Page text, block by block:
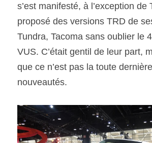
s’est manifesté, à l’exception de
proposé des versions TRD de
Tundra, Tacoma sans oublier le
VUS. C’était gentil de leur part,
que ce n’est pas la toute
nouveautés.